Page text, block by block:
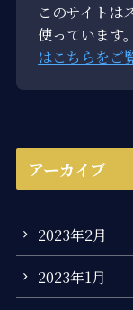
このサイトは
使っています。
はこちらをご
アーカイブ
2023年2月
2023年1月